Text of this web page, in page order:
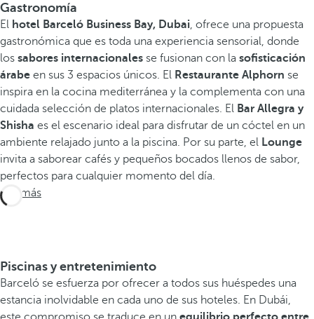
Gastronomía
El hotel Barceló Business Bay, Dubai, ofrece una propuesta
gastronómica que es toda una experiencia sensorial, donde
los sabores internacionales se fusionan con la sofisticación
árabe en sus 3 espacios únicos. El Restaurante Alphorn se
inspira en la cocina mediterránea y la complementa con una
cuidada selección de platos internacionales. El Bar Allegra y
Shisha es el escenario ideal para disfrutar de un cóctel en un
ambiente relajado junto a la piscina. Por su parte, el Lounge
invita a saborear cafés y pequeños bocados llenos de sabor,
perfectos para cualquier momento del día.
Ver más
Piscinas y entretenimiento
Barceló se esfuerza por ofrecer a todos sus huéspedes una
estancia inolvidable en cada uno de sus hoteles. En Dubái,